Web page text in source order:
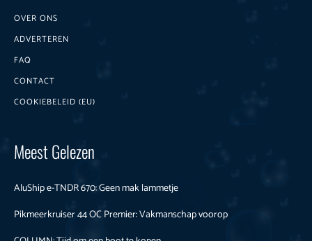
OVER ONS
ADVERTEREN
FAQ
CONTACT
COOKIEBELEID (EU)
Meest Gelezen
AluShip e-TNDR 670: Geen mak lammetje
Pikmeerkruiser 44 OC Premier: Vakmanschap voorop